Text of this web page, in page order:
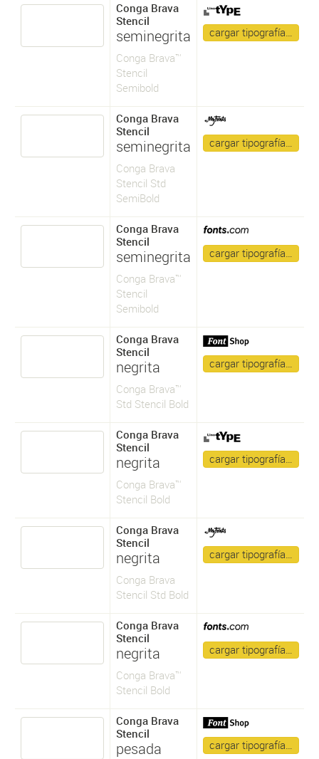
Conga Brava
Stencil
seminegrita
Conga Brava™
Stencil
Semibold
cargar tipografía…
Conga Brava
Stencil
seminegrita
Conga Brava
Stencil Std
SemiBold
cargar tipografía…
Conga Brava
Stencil
seminegrita
Conga Brava™
Stencil
Semibold
cargar tipografía…
Conga Brava
Stencil
negrita
Conga Brava™
Std Stencil Bold
cargar tipografía…
Conga Brava
Stencil
negrita
Conga Brava™
Stencil Bold
cargar tipografía…
Conga Brava
Stencil
negrita
Conga Brava
Stencil Std Bold
cargar tipografía…
Conga Brava
Stencil
negrita
Conga Brava™
Stencil Bold
cargar tipografía…
Conga Brava
Stencil
pesada cargar tipografía…